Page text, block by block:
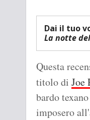
Dai il tuo
La notte
Questa
titolo di Joe
bardo
imposero